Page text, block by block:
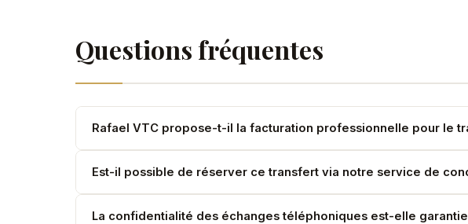
Questions fréquentes
Rafael VTC propose-t-il la facturation professionnelle pour le
Oui. Toutes nos factures sont émises avec TVA à 10 % déductible.
Est-il possible de réserver ce transfert via notre service de
Absolument. Nous coordonnons avec votre assistant(e) ou
La confidentialité des échanges téléphoniques est-elle